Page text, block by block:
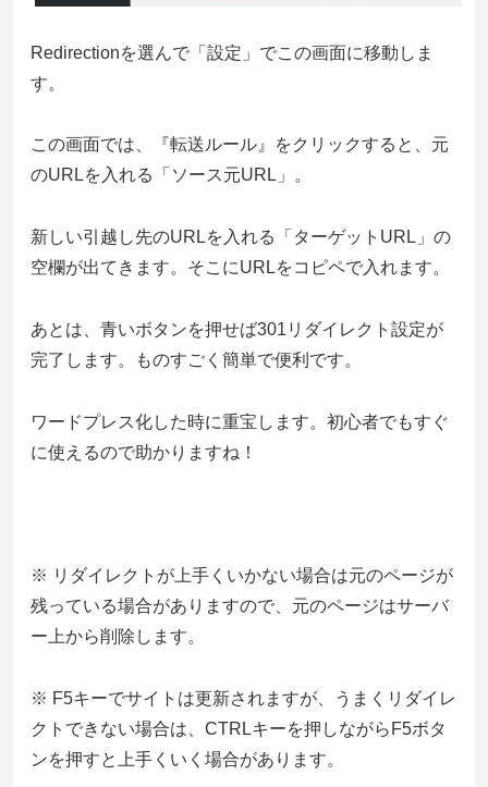
Redirectionを選んで「設定」でこの画面に移動しま
す。
この画面では、『転送ルール』をクリックすると、元
のURLを入れる「ソース元URL」。
新しい引越し先のURLを入れる「ターゲットURL」の
空欄が出てきます。そこにURLをコピペで入れます。
あとは、青いボタンを押せば301リダイレクト設定が
完了します。ものすごく簡単で便利です。
ワードプレス化した時に重宝します。初心者でもすぐ
に使えるので助かりますね！
※ リダイレクトが上手くいかない場合は元のページが
残っている場合がありますので、元のページはサーバ
ー上から削除します。
※ F5キーでサイトは更新されますが、うまくリダイレ
クトできない場合は、CTRLキーを押しながらF5ボタ
ンを押すと上手くいく場合があります。